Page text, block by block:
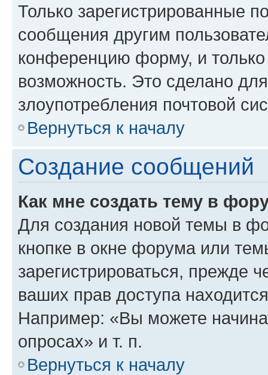
Только зарегистрированные
сообщения другим
конференцию форму, и
возможность. Это сделано
злоупотребления почтовой
Вернуться к началу
Создание сообщений
Как мне создать тему в
Для создания новой темы в
кнопке в окне форума или
зарегистрироваться, прежде
ваших прав доступа
Например: «Вы можете
опросах» и т. п.
Вернуться к началу